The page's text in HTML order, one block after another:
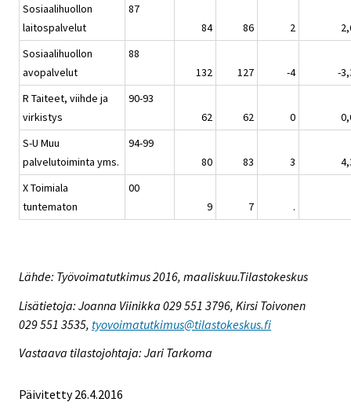
Sosiaalihuollon
laitospalvelut
87
84
86 2
Sosiaalihuollon
avopalvelut
88
132
127 -4
-
R Taiteet, viihde ja
virkistys
90-93
62
62 0
S-U Muu
palvelutoiminta yms.
94-99
80
83 3
X Toimiala
tuntematon
00
9
7 .
Lähde: Työvoimatutkimus 2016, maaliskuu.Tilastokeskus
Lisätietoja: Joanna Viinikka 029 551 3796, Kirsi Toivonen
029 551 3535, tyovoimatutkimus@tilastokeskus.fi
Vastaava tilastojohtaja: Jari Tarkoma
Päivitetty 26.4.2016